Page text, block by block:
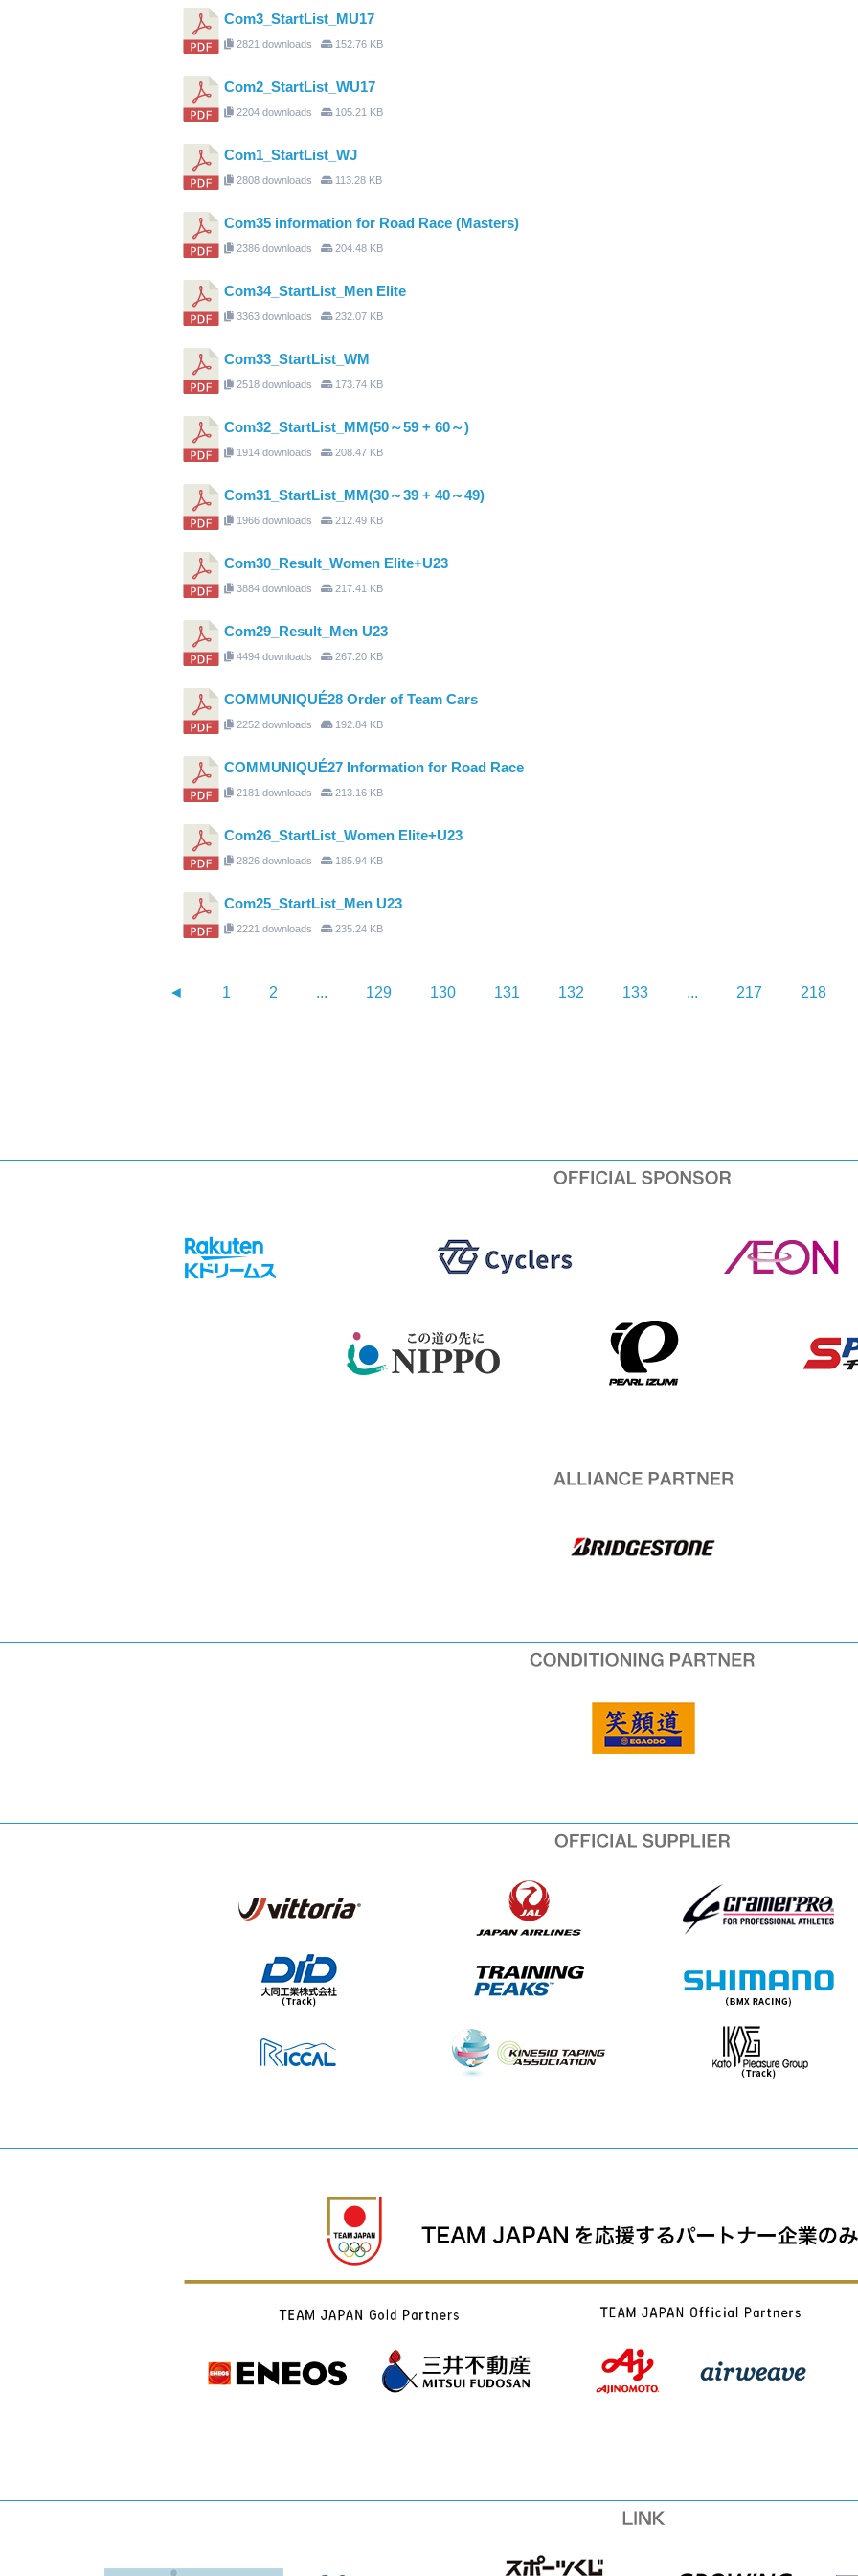
Com3_StartList_MU17
2821 downloads 152.76 KB
Com2_StartList_WU17
2204 downloads 105.21 KB
Com1_StartList_WJ
2808 downloads 113.28 KB
Com35 information for Road Race (Masters)
2386 downloads 204.48 KB
Com34_StartList_Men Elite
3363 downloads 232.07 KB
Com33_StartList_WM
2518 downloads 173.74 KB
Com32_StartList_MM(50～59 + 60～)
1914 downloads 208.47 KB
Com31_StartList_MM(30～39 + 40～49)
1966 downloads 212.49 KB
Com30_Result_Women Elite+U23
3884 downloads 217.41 KB
Com29_Result_Men U23
4494 downloads 267.20 KB
COMMUNIQUÉ28 Order of Team Cars
2252 downloads 192.84 KB
COMMUNIQUÉ27 Information for Road Race
2181 downloads 213.16 KB
Com26_StartList_Women Elite+U23
2826 downloads 185.94 KB
Com25_StartList_Men U23
2221 downloads 235.24 KB
◄ 1 2 ... 129 130 131 132 133 ... 217 218